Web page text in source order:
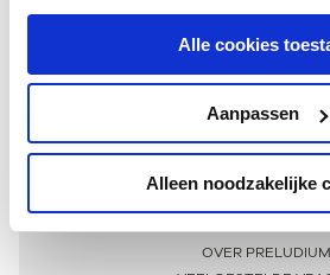
Alle cookies
Aanpassen
Alleen noodzakelijke
Meer
OVER PRELUDIUM